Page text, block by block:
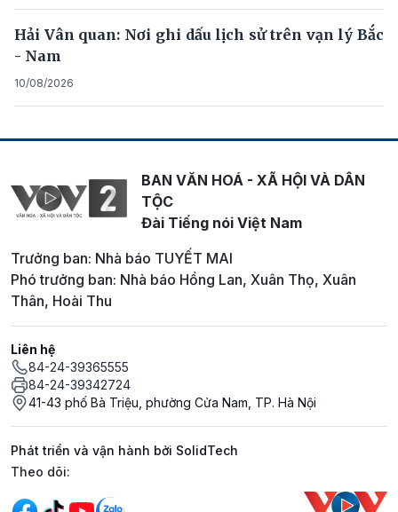
Hải Vân quan: Nơi ghi dấu lịch sử trên vạn lý Bắc
- Nam
10/08/2026
BAN VĂN HOÁ - XÃ HỘI VÀ DÂN
TỘC
Đài Tiếng nói Việt Nam
Trưởng ban: Nhà báo TUYẾT MAI
Phó trưởng ban: Nhà báo Hồng Lan, Xuân Thọ, Xuân
Thân, Hoài Thu
Liên hệ
84-24-39365555
84-24-39342724
41-43 phố Bà Triệu, phường Cửa Nam, TP. Hà Nội
Phát triển và vận hành bởi SolidTech
Mạng xã hội
Theo dõi: